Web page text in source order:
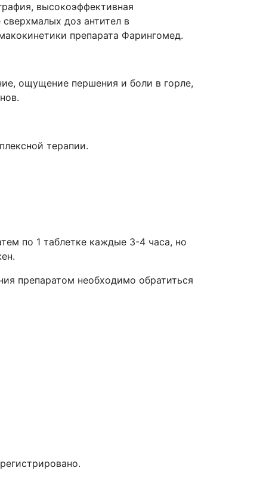
высокоэффективная
доз антител в
препарата Фарингомед.
ощущение першения и боли в горле,
терапии.
по 1 таблетке каждые 3-4 часа, но
препаратом необходимо обратиться